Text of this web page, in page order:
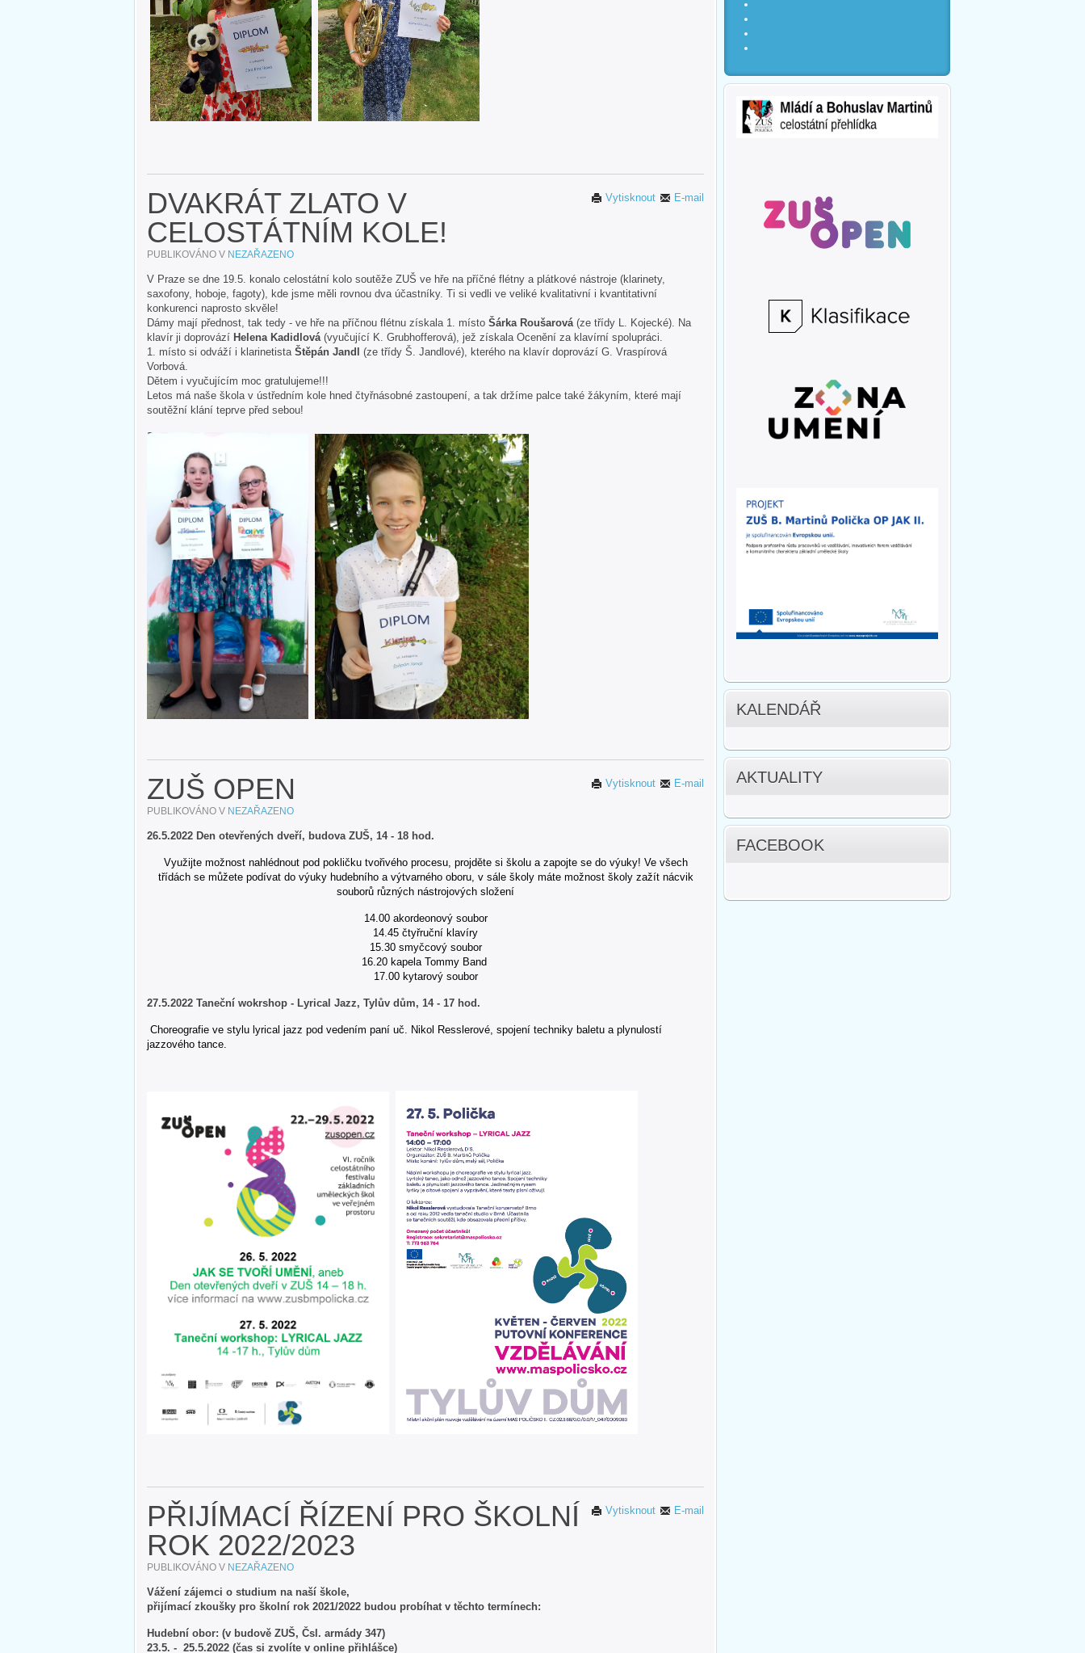
E-mail
Vytisknout
DVAKRÁT ZLATO V
CELOSTÁTNÍM KOLE!
PUBLIKOVÁNO V NEZAŘAZENO
V Praze se dne 19.5. konalo celostátní kolo soutěže ZUŠ ve hře na příčné flétny a plátkové nástroje (klarinety,
saxofony, hoboje, fagoty), kde jsme měli rovnou dva účastníky. Ti si vedli ve veliké kvalitativní i kvantitativní
konkurenci naprosto skvěle!
Dámy mají přednost, tak tedy - ve hře na příčnou flétnu získala 1. místo Šárka Roušarová (ze třídy L. Kojecké). Na
klavír ji doprovází Helena Kadidlová (vyučující K. Grubhofferová), jež získala Ocenění za klavírní spolupráci.
1. místo si odváží i klarinetista Štěpán Jandl
(ze třídy Š. Jandlové), kterého na klavír doprovází G. Vraspírová
Vorbová.
Dětem i vyučujícím moc gratulujeme!!!
Letos má naše škola v ústředním kole hned čtyřnásobné zastoupení, a tak držíme palce také žákyním, které mají
soutěžní klání teprve před sebou!
E-mail
Vytisknout
ZUŠ OPEN
PUBLIKOVÁNO V NEZAŘAZENO
26.5.2022 Den otevřených dveří, budova ZUŠ, 14 - 18 hod.
Využijte možnost nahlédnout pod pokličku tvořivého procesu, projděte si školu a zapojte se do výuky! Ve všech
třídách se můžete podívat do výuky hudebního a výtvarného oboru, v sále školy máte možnost školy zažít nácvik
souborů různých nástrojových složení
14.00 akordeonový soubor
14.45 čtyřruční klavíry
15.30 smyčcový soubor
16.20 kapela Tommy Band
17.00 kytarový soubor
27.5.2022 Taneční wokrshop - Lyrical Jazz, Tylův dům, 14 - 17 hod.
Choreografie ve stylu lyrical jazz pod vedením paní uč. Nikol Resslerové, spojení techniky baletu a plynulostí
jazzového tance.
E-mail
Vytisknout
PŘIJÍMACÍ ŘÍZENÍ PRO ŠKOLNÍ
ROK 2022/2023
PUBLIKOVÁNO V NEZAŘAZENO
Vážení zájemci o studium na naší škole,
přijímací zkoušky pro školní rok 2021/2022 budou probíhat v těchto termínech:
Hudební obor: (v budově ZUŠ, Čsl. armády 347)
23.5. - 25.5.2022 (čas si zvolíte v online přihlášce)
KALENDÁŘ
AKTUALITY
FACEBOOK